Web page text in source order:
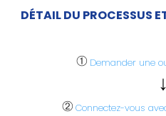
DÉTAIL DU PROCESSUS
① Demander une
↓
② Connectez-vous